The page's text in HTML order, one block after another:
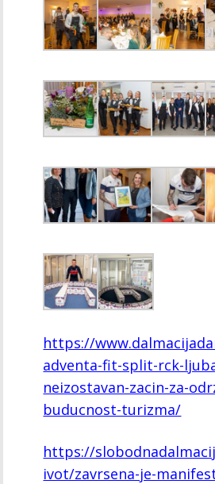
https://
adventa-fit-split-rck-
neizostavan-zacin-za-
buducnost-turizma/
https://
ivot/zavrsena-je-